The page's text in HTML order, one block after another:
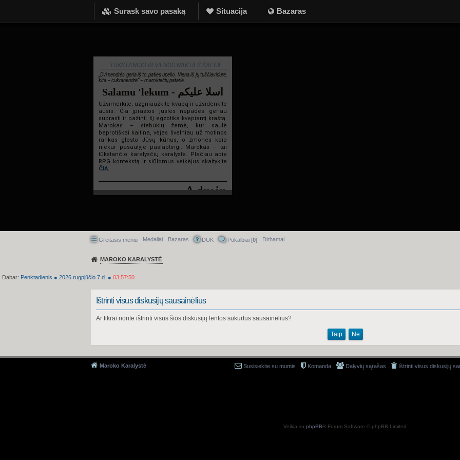
Surask savo pasaką Situacija Bazaras
TŪKSTANČIO IR VIENOS NAKTIES ŠALYJE...
„Dvi nendrės geria iš to paties upelio. Viena iš jų tuščiavidurė,
kita – cukranendrė“ – marokiečių patarlė.
Salamu 'lekum - اسلا عليكم
Užsimerkite, užgniaužkite kvapą ir užsidenkite
ausis. Čia įprastos juslės nepadės geriau
suprasti ir pažinti šį egzotika kvepiantį kraštą.
Marokas – stebuklų žemė, kur saulė
beprotiškai kaitina, vėjas švelniau už motinos
rankas glosto Jūsų kūnus, o žmonės kaip
niekur pasaulyje paslaptingi. Marokas – tai
tūkstančio karalysčių karalystė. Plačiau apie
RPG kontekstą ir siūlomus veikėjus skaitykite
ČIA.
Admin
Greitasis meniu Medaliai Bazaras DUK Pokalbiai [0] Dirhamai
MAROKO KARALYSTĖ
Dabar: Penktadienis ● 2026 rugpjūčio 7 d. ● 03:57:50
Ištrinti visus diskusijų sausainėlius
Ar tikrai norite ištrinti visus šios diskusijų lentos sukurtus sausainėlius?
Maroko Karalystė Ištrinti visus diskusijų
Dalyvių sąrašas
Komanda
Susisiekite su mumis
Veikia su phpBB® Forum Software © phpBB Limited